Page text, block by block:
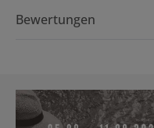
Bewertungen